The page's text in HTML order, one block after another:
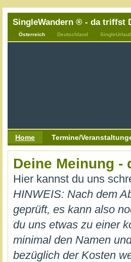
SingleWandern ® - da triffst
Österreich Deutschland
Home Termine/
Deine Meinung -
Hier kannst du uns
HINWEIS: Nach dem
geprüft, es kann also
du uns etwas zu einer
minimal den Namen
bezüglich der Kosten